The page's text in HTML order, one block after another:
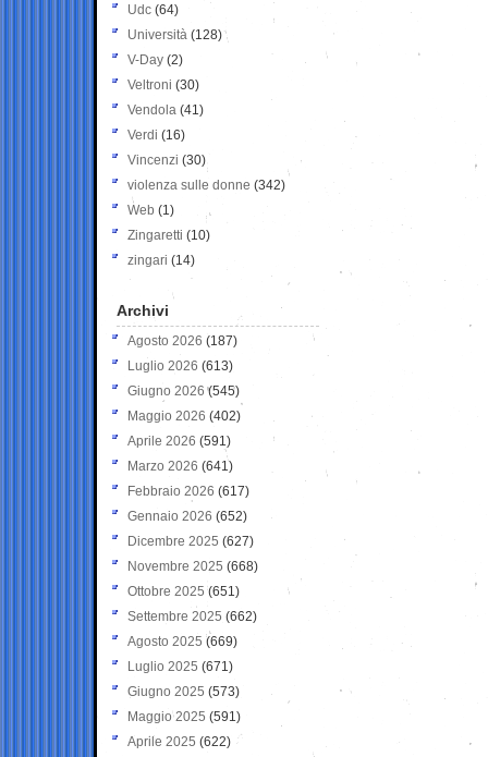
Udc (64)
Università (128)
V-Day (2)
Veltroni (30)
Vendola (41)
Verdi (16)
Vincenzi (30)
violenza sulle donne (342)
Web (1)
Zingaretti (10)
zingari (14)
Archivi
Agosto 2026 (187)
Luglio 2026 (613)
Giugno 2026 (545)
Maggio 2026 (402)
Aprile 2026 (591)
Marzo 2026 (641)
Febbraio 2026 (617)
Gennaio 2026 (652)
Dicembre 2025 (627)
Novembre 2025 (668)
Ottobre 2025 (651)
Settembre 2025 (662)
Agosto 2025 (669)
Luglio 2025 (671)
Giugno 2025 (573)
Maggio 2025 (591)
Aprile 2025 (622)